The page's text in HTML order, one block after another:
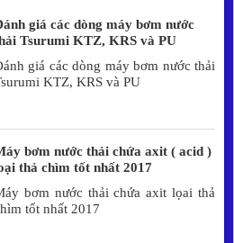
giá các dòng máy bơm nước
Tsurumi KTZ, KRS và PU
giá các dòng máy bơm nước thải
KTZ, KRS và PU
bơm nước thải chứa axit ( acid )
thả chìm tốt nhất 2017
bơm nước thải chứa axit lọai thả
tốt nhất 2017